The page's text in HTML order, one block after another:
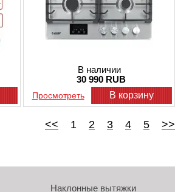
В наличии
30 990 RUB
Просмотреть В корзину
<< 1 2 3 4 5 >>
Наклонные вытяжки